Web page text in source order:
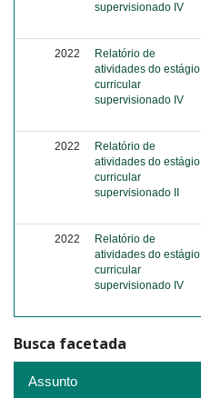
supervisionado IV
2022
Relatório de
atividades do estágio
curricular
supervisionado IV
2022
Relatório de
atividades do estágio
curricular
supervisionado II
2022
Relatório de
atividades do estágio
curricular
supervisionado IV
Busca facetada
Assunto